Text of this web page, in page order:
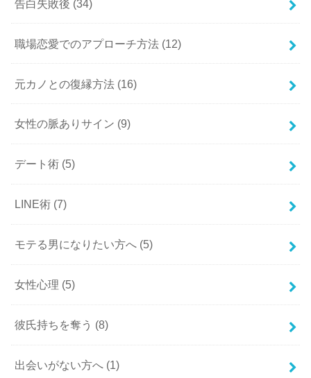
告白失敗後 (34)
職場恋愛でのアプローチ方法 (12)
元カノとの復縁方法 (16)
女性の脈ありサイン (9)
デート術 (5)
LINE術 (7)
モテる男になりたい方へ (5)
女性心理 (5)
彼氏持ちを奪う (8)
出会いがない方へ (1)